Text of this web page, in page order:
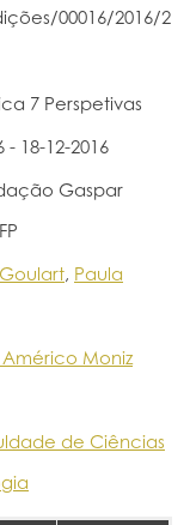
00016/2016/2
7 Perspetivas
- 18-12-2016
Gaspar
, Paula
Moniz
de Ciências